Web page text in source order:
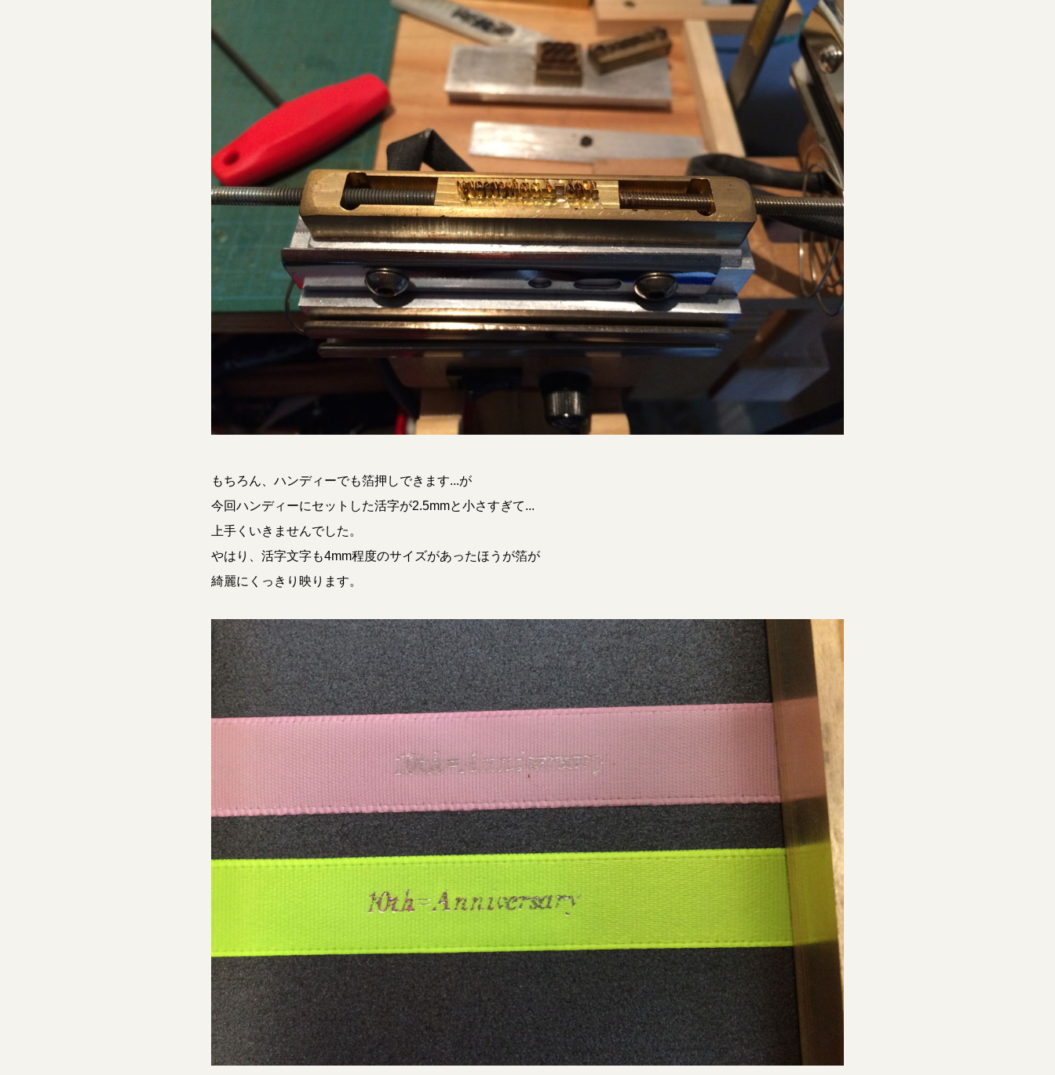
もちろん、ハンディーでも箔押しできます...が
今回ハンディーにセットした活字が2.5mmと小さすぎて...
上手くいきませんでした。
やはり、活字文字も4mm程度のサイズがあったほうが箔が
綺麗にくっきり映ります。